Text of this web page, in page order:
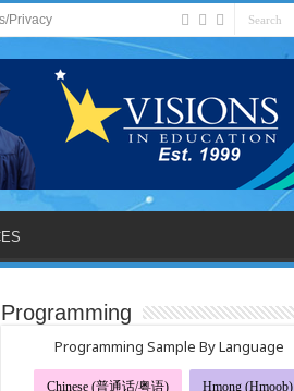
Privacy
Programming
Programming Sample By Language
Chinese (普通话/粤语) Hmong (Hmoob)